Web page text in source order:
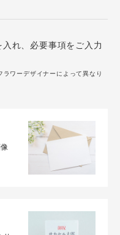
れ、必要事項をご入力
ワーデザイナーによって異なり